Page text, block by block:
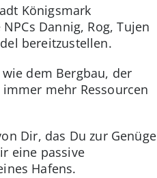
Königsmark
Dannig, Rog, Tujen
bereitzustellen.
dem Bergbau, der
mehr Ressourcen
Dir, das Du zur Genüge
eine passive
Hafens.